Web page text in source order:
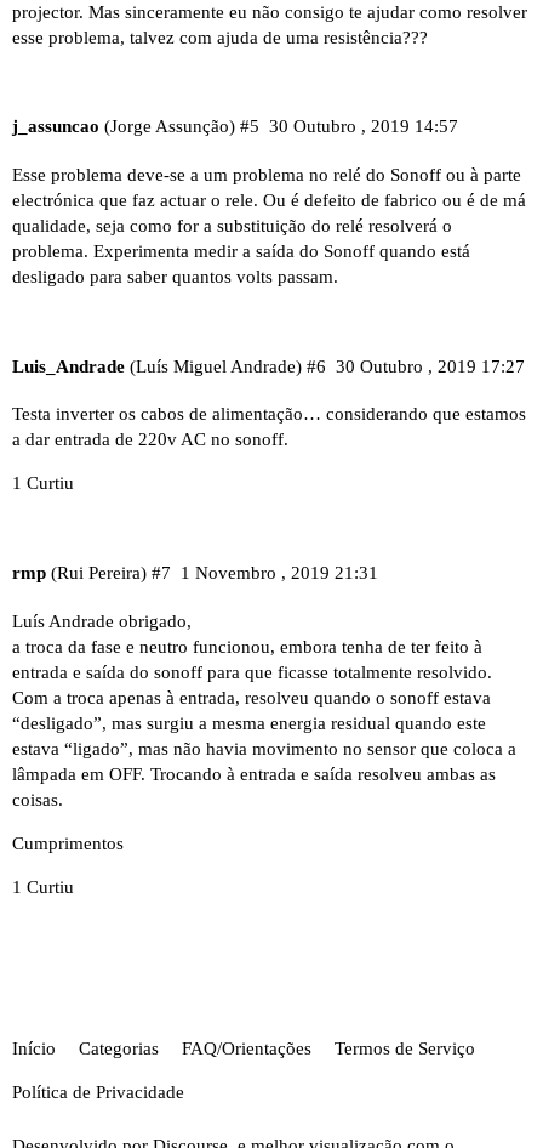
projector. Mas sinceramente eu não consigo te ajudar como resolver
esse problema, talvez com ajuda de uma resistência???
j_assuncao (Jorge Assunção) 30 Outubro , 2019 14:57
#5
Esse problema deve-se a um problema no relé do Sonoff ou à parte
electrónica que faz actuar o rele. Ou é defeito de fabrico ou é de má
qualidade, seja como for a substituição do relé resolverá o
problema. Experimenta medir a saída do Sonoff quando está
desligado para saber quantos volts passam.
Luis_Andrade (Luís Miguel Andrade) 30 Outubro , 2019 17:27
#6
Testa inverter os cabos de alimentação… considerando que estamos
a dar entrada de 220v AC no sonoff.
1 Curtiu
rmp (Rui Pereira) 1 Novembro , 2019 21:31
#7
Luís Andrade obrigado,
a troca da fase e neutro funcionou, embora tenha de ter feito à
entrada e saída do sonoff para que ficasse totalmente resolvido.
Com a troca apenas à entrada, resolveu quando o sonoff estava
“desligado”, mas surgiu a mesma energia residual quando este
estava “ligado”, mas não havia movimento no sensor que coloca a
lâmpada em OFF. Trocando à entrada e saída resolveu ambas as
coisas.
Cumprimentos
1 Curtiu
Início Categorias FAQ/Orientações Termos de Serviço
Política de Privacidade